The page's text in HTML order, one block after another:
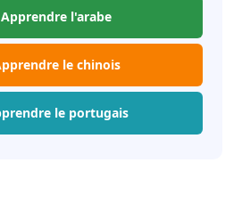
l'arabe
le chinois
le portugais